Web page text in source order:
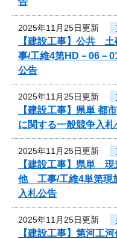
2025年11月25日更新
【建設工事】公共
事/工維4第HD－06－
公告
2025年11月25日更新
【建設工事】県単 都
に関する一般競争入札
2025年11月25日更新
【建設工事】県単 現
他 工事/工維4単第現
入札公告
2025年11月25日更新
【建設工事】第河工